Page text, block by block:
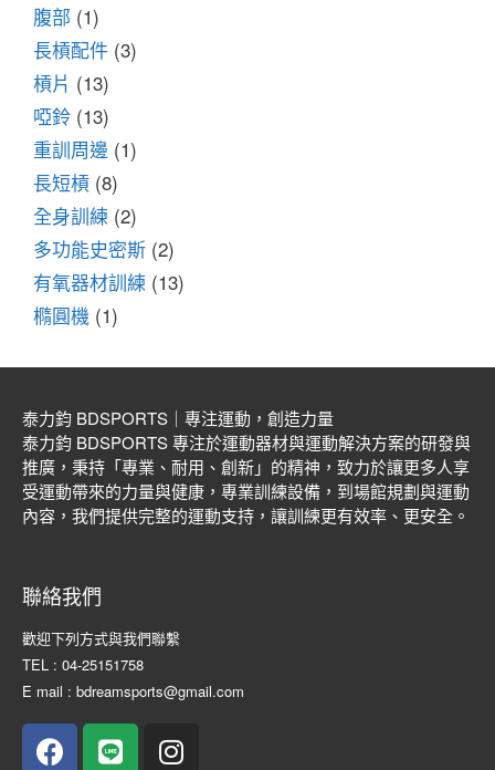
腹部 (1)
長槓配件 (3)
槓片 (13)
啞鈴 (13)
重訓周邊 (1)
長短槓 (8)
全身訓練 (2)
多功能史密斯 (2)
有氧器材訓練 (13)
橢圓機 (1)
泰力鈞 BDSPORTS｜專注運動，創造力量
泰力鈞 BDSPORTS 專注於運動器材與運動解決方案的研發與
推廣，秉持「專業、耐用、創新」的精神，致力於讓更多人享
受運動帶來的力量與健康，專業訓練設備，到場館規劃與運動
內容，我們提供完整的運動支持，讓訓練更有效率、更安全。
聯絡我們
歡迎下列方式與我們聯繫
TEL : 04-25151758
E mail : bdreamsports@gmail.com